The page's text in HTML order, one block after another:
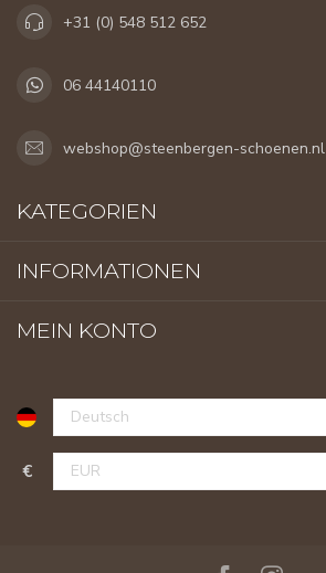
+31 (0) 548 512 652
06 44140110
webshop@steenbergen-schoenen.nl
KATEGORIEN
INFORMATIONEN
MEIN KONTO
€